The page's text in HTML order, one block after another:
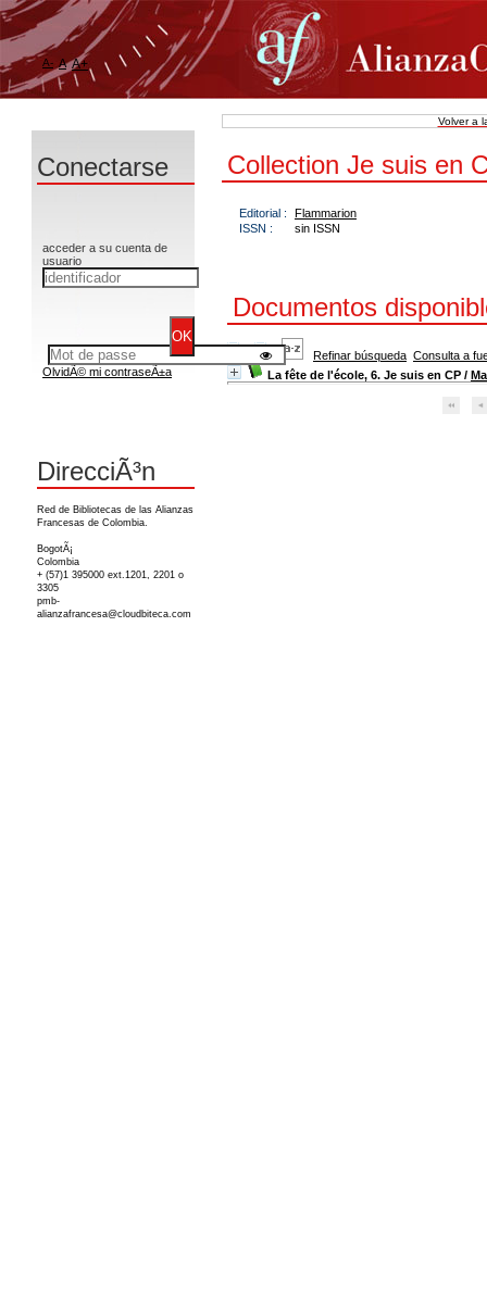
Volver a
Collection Je suis en
Editorial :
Flammarion
ISSN :
sin ISSN
Documentos
Refinar búsqueda Consulta a
La fête de l'école, 6. Je suis en CP /
A- A A+
Conectarse
acceder a su cuenta de
usuario
OlvidÃ© mi contraseÃ±a
DirecciÃ³n
Red de Bibliotecas de las Alianzas
Francesas de Colombia.
BogotÃ¡
Colombia
+ (57)1 395000 ext.1201, 2201 o
3305
pmb-
alianzafrancesa@cloudbiteca.com